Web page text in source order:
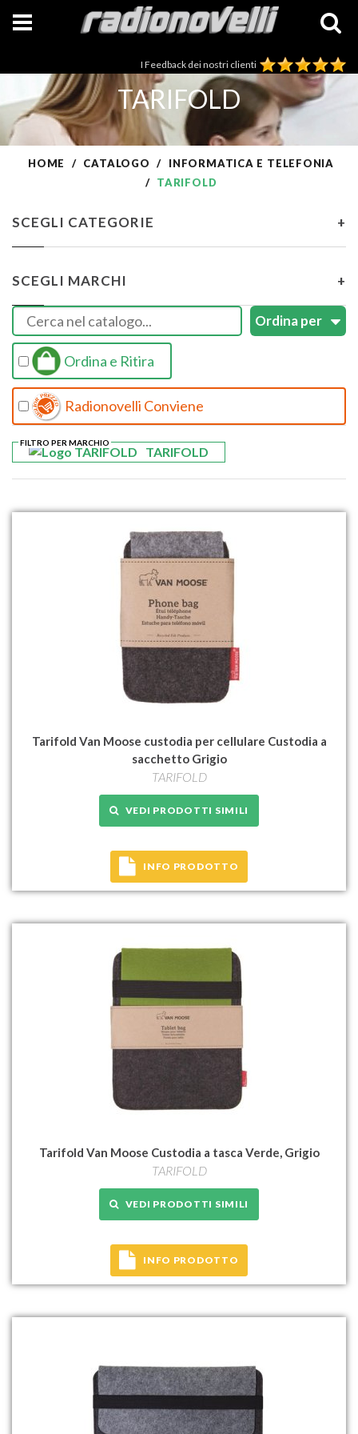
I Feedback dei nostri clienti
TARIFOLD
HOME CATALOGO
INFORMATICA E TELEFONIA
TARIFOLD
SCEGLI CATEGORIE +
SCEGLI MARCHI +
Ordina e Ritira
Radionovelli Conviene
TARIFOLD
FILTRO PER MARCHIO
Tarifold Van Moose custodia per cellulare Custodia a
sacchetto Grigio
TARIFOLD
VEDI PRODOTTI SIMILI
INFO PRODOTTO
Tarifold Van Moose Custodia a tasca Verde, Grigio
TARIFOLD
VEDI PRODOTTI SIMILI
INFO PRODOTTO